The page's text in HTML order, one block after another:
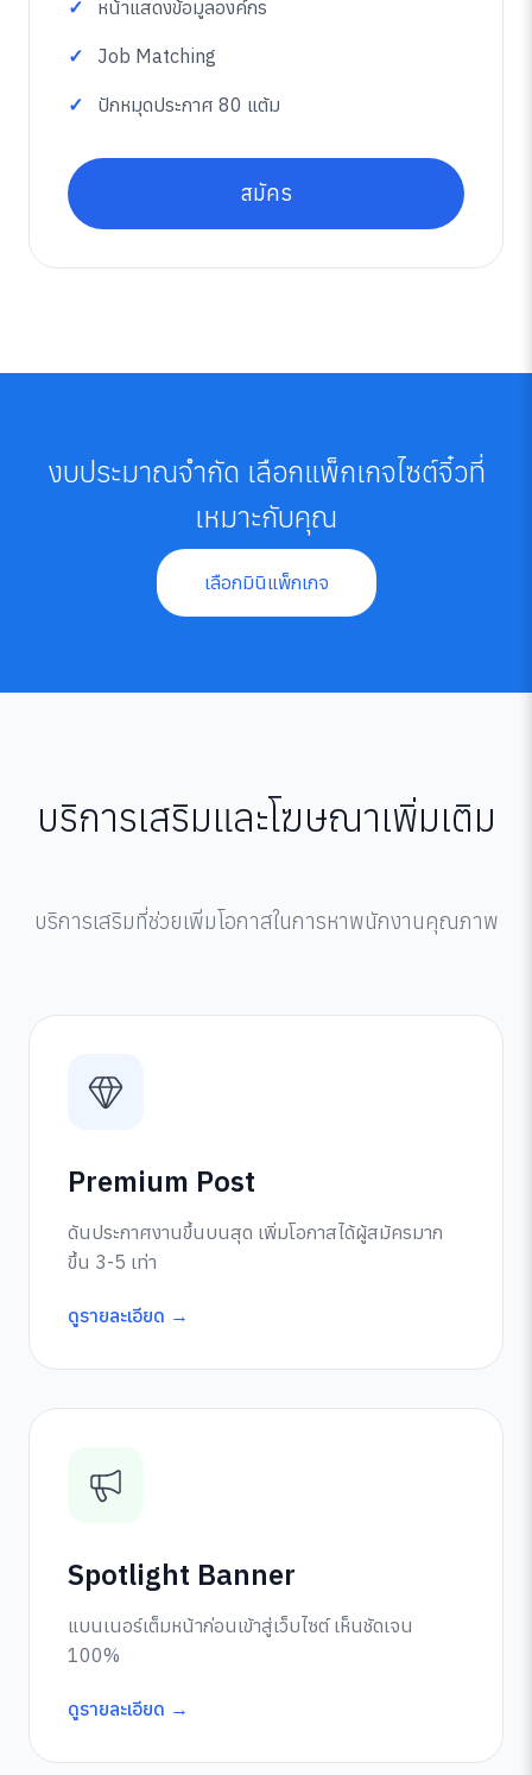
หน้าแสดงข้อมูลองค์กร
Job Matching
ปักหมุดประกาศ 80 แต้ม
สมัคร
งบประมาณจำกัด เลือกแพ็กเกจไซต์จิ๋วที่
เหมาะกับคุณ
เลือกมินิแพ็กเกจ
บริการเสริมและโฆษณาเพิ่มเติม
บริการเสริมที่ช่วยเพิ่มโอกาสในการหาพนักงานคุณภาพ
Premium Post
ดันประกาศงานขึ้นบนสุด เพิ่มโอกาสได้ผู้สมัครมาก
ขึ้น 3-5 เท่า
ดูรายละเอียด →
Spotlight Banner
แบนเนอร์เต็มหน้าก่อนเข้าสู่เว็บไซต์ เห็นชัดเจน
100%
ดูรายละเอียด →